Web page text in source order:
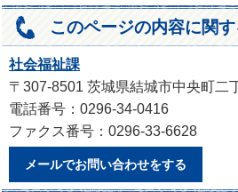
このページの内容に関
社会福祉課
〒307-8501 茨城県結城市中央町二
電話番号：0296-34-0416
ファクス番号：0296-33-6628
メールでお問い合わせをする